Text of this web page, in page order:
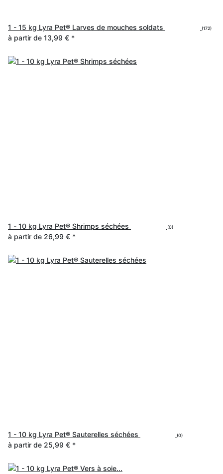
1 - 15 kg Lyra Pet® Larves de mouches soldats (172)
à partir de 13,99 € *
1 - 10 kg Lyra Pet® Shrimps séchées (0)
à partir de 26,99 € *
1 - 10 kg Lyra Pet® Sauterelles séchées (0)
à partir de 25,99 € *